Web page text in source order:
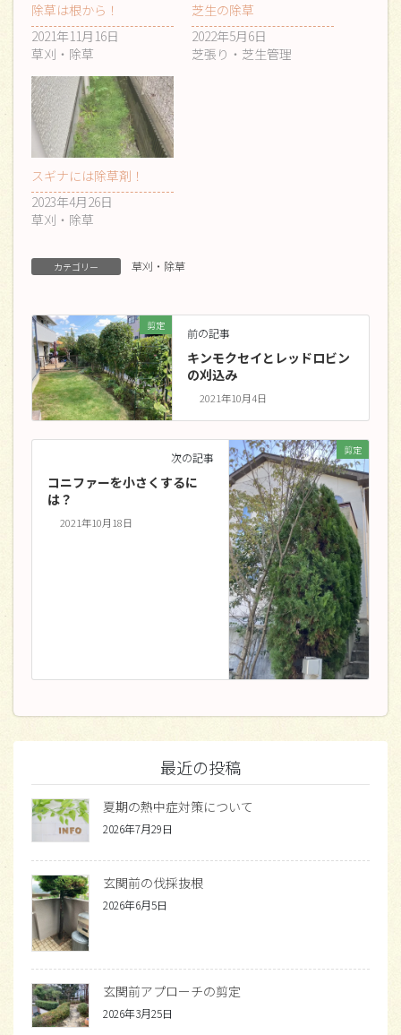
除草は根から！
2021年11月16日
草刈・除草
芝生の除草
2022年5月6日
芝張り・芝生管理
スギナには除草剤！
2023年4月26日
草刈・除草
カテゴリー 草刈・除草
剪定
前の記事
キンモクセイとレッドロビン
の刈込み
2021年10月4日
剪定
次の記事
コニファーを小さくするに
は？
2021年10月18日
最近の投稿
夏期の熱中症対策について
2026年7月29日
玄関前の伐採抜根
2026年6月5日
玄関前アプローチの剪定
2026年3月25日